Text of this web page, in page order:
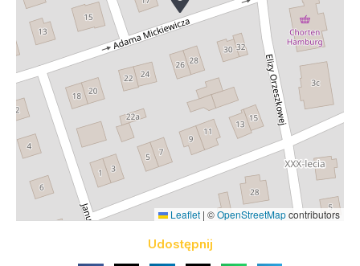
Leaflet | ©OpenStreetMapcontributors
Udostępnij